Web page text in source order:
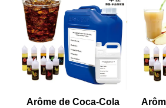
Arôme de Coca-Cola